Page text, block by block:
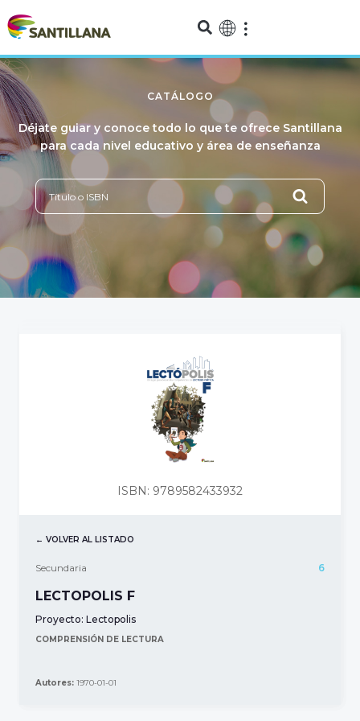
CATÁLOGO
Déjate guiar y conoce todo lo que te ofrece Santillana
para cada nivel educativo y área de enseñanza
← VOLVER AL LISTADO
Secundaria 6
LECTOPOLIS F
Proyecto: Lectopolis
COMPRENSIÓN DE LECTURA
Autores: 1970-01-01
ISBN: 9789582433932